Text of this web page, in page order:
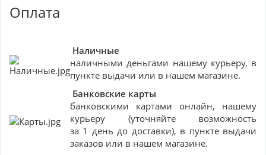
Оплата
Наличные
наличными деньгами нашему курьеру, в
пункте выдачи или в нашем магазине.
Банковские карты
банковскими картами онлайн, нашему
курьеру (уточняйте возможность
за 1 день до доставки), в пункте выдачи
заказов или в нашем магазине.